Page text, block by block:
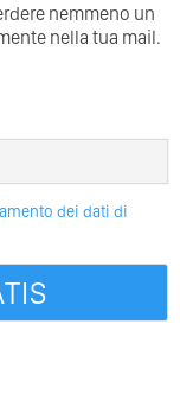
nemmeno un
nella tua mail.
dei dati di